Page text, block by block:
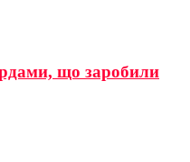
що заробили